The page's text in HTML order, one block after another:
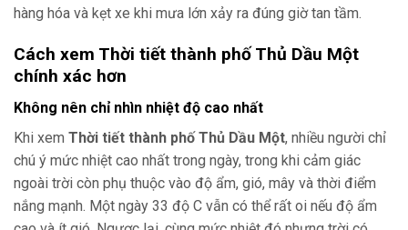
hàng hóa và kẹt xe khi mưa lớn xảy ra đúng giờ tan tầm.
Cách xem Thời tiết thành phố Thủ Dầu Một
chính xác hơn
Không nên chỉ nhìn nhiệt độ cao nhất
Khi xem Thời tiết thành phố Thủ Dầu Một, nhiều người chỉ
chú ý mức nhiệt cao nhất trong ngày, trong khi cảm giác
ngoài trời còn phụ thuộc vào độ ẩm, gió, mây và thời điểm
nắng mạnh. Một ngày 33 độ C vẫn có thể rất oi nếu độ ẩm